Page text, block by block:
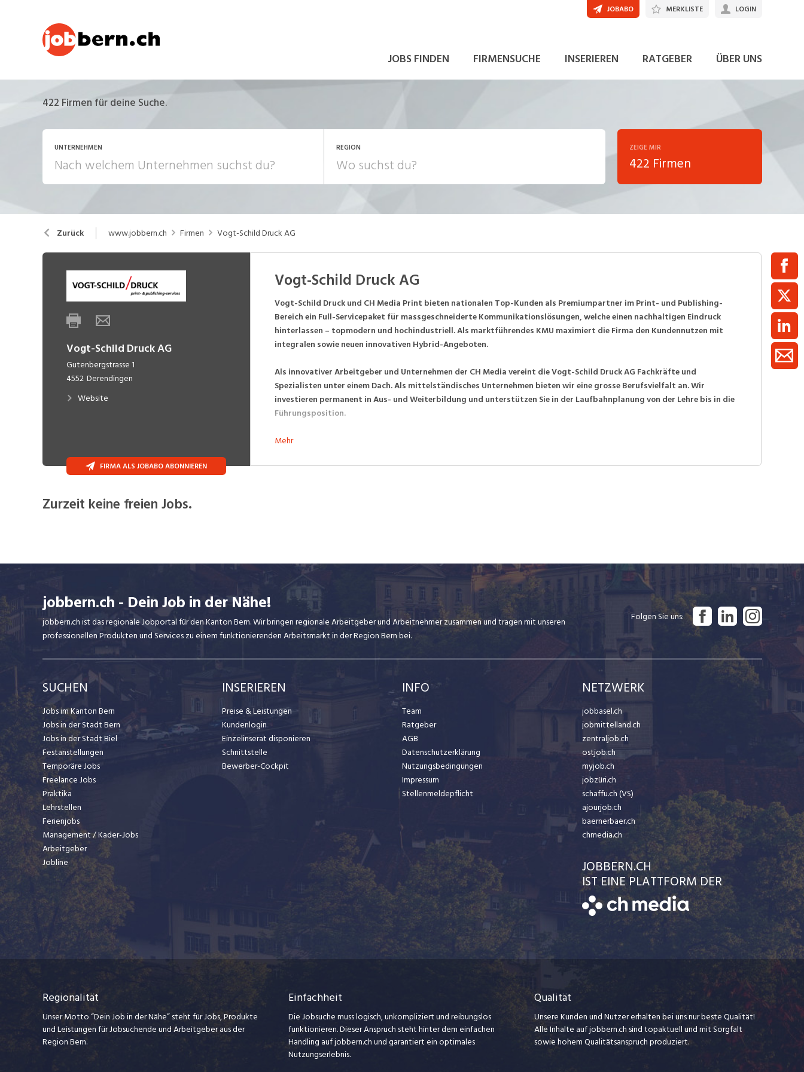
JOBS FINDEN FIRMENSUCHE INSERIEREN RATGEBER ÜBER UNS
JOBABO MERKLISTE LOGIN
422 Firmen für deine Suche.
UNTERNEHMEN REGION ZEIGE MIR
422 Firmen
Zurück www.jobbern.ch Firmen Vogt-Schild Druck AG
Vogt-Schild Druck AG
Gutenbergstrasse 1
4552 Derendingen
Website
FIRMA ALS JOBABO ABONNIEREN
Vogt-Schild Druck AG
Vogt-Schild Druck und CH Media Print bieten nationalen Top-Kunden als Premiumpartner im Print- und Publishing-
Bereich ein Full-Servicepaket für massgeschneiderte Kommunikationslösungen, welche einen nachhaltigen Eindruck
hinterlassen – topmodern und hochindustriell. Als marktführendes KMU maximiert die Firma den Kundennutzen mit
integralen sowie neuen innovativen Hybrid-Angeboten.
Als innovativer Arbeitgeber und Unternehmen der CH Media vereint die Vogt-Schild Druck AG Fachkräfte und
Spezialisten unter einem Dach. Als mittelständisches Unternehmen bieten wir eine grosse Berufsvielfalt an. Wir
investieren permanent in Aus- und Weiterbildung und unterstützen Sie in der Laufbahnplanung von der Lehre bis in die
Führungsposition.
Mehr
Zurzeit keine freien Jobs.
jobbern.ch - Dein Job in der Nähe!
jobbern.ch ist das regionale Jobportal für den Kanton Bern. Wir bringen regionale Arbeitgeber und Arbeitnehmer zusammen und tragen mit unseren
professionellen Produkten und Services zu einem funktionierenden Arbeitsmarkt in der Region Bern bei.
Folgen Sie uns
SUCHEN
Jobs im Kanton Bern
Jobs in der Stadt Bern
Jobs in der Stadt Biel
Festanstellungen
Temporäre Jobs
Freelance Jobs
Praktika
Lehrstellen
Ferienjobs
Management / Kader-Jobs
Arbeitgeber
Jobline
INSERIEREN
Preise & Leistungen
Kundenlogin
Einzelinserat disponieren
Schnittstelle
Bewerber-Cockpit
INFO
Team
Ratgeber
AGB
Datenschutzerklärung
Nutzungsbedingungen
Impressum
Stellenmeldepflicht
NETZWERK
jobbasel.ch
jobmittelland.ch
zentraljob.ch
ostjob.ch
myjob.ch
jobzüri.ch
schaffu.ch (VS)
ajourjob.ch
baernerbaer.ch
chmedia.ch
JOBBERN.CH
IST EINE PLATTFORM DER
Regionalität
Unser Motto “Dein Job in der Nähe” steht für Jobs, Produkte
und Leistungen für Jobsuchende und Arbeitgeber aus der
Region Bern.
Einfachheit
Die Jobsuche muss logisch, unkompliziert und reibungslos
funktionieren. Dieser Anspruch steht hinter dem einfachen
Handling auf jobbern.ch und garantiert ein optimales
Nutzungserlebnis.
Qualität
Unsere Kunden und Nutzer erhalten bei uns nur beste Qualität!
Alle Inhalte auf jobbern.ch sind topaktuell und mit Sorgfalt
sowie hohem Qualitätsanspruch produziert.